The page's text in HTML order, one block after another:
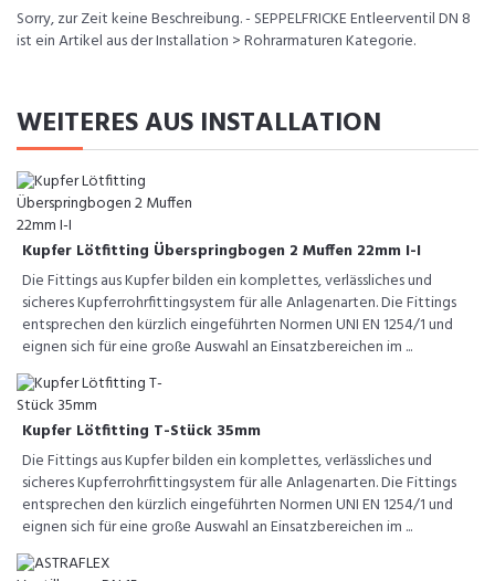
Sorry, zur Zeit keine Beschreibung. - SEPPELFRICKE Entleerventil DN 8
ist ein Artikel aus der Installation > Rohrarmaturen Kategorie.
WEITERES AUS INSTALLATION
Kupfer Lötfitting Überspringbogen 2 Muffen 22mm I-I
Die Fittings aus Kupfer bilden ein komplettes, verlässliches und
sicheres Kupferrohrfittingsystem für alle Anlagenarten. Die Fittings
entsprechen den kürzlich eingeführten Normen UNI EN 1254/1 und
eignen sich für eine große Auswahl an Einsatzbereichen im ...
Kupfer Lötfitting T-Stück 35mm
Die Fittings aus Kupfer bilden ein komplettes, verlässliches und
sicheres Kupferrohrfittingsystem für alle Anlagenarten. Die Fittings
entsprechen den kürzlich eingeführten Normen UNI EN 1254/1 und
eignen sich für eine große Auswahl an Einsatzbereichen im ...